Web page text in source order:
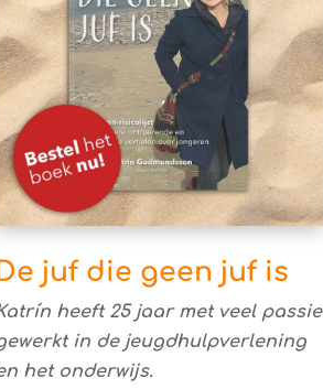
De juf die geen juf is
heeft 25 jaar met veel passie
in de jeugdhulpverlening
het onderwijs.